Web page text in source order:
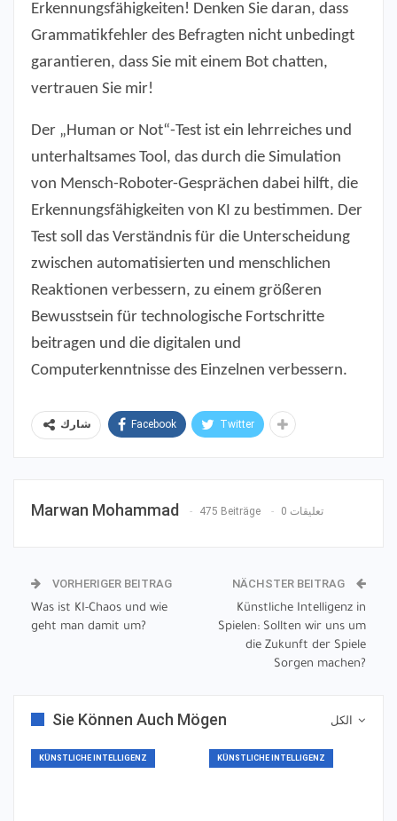
Erkennungsfähigkeiten! Denken Sie daran, dass
Grammatikfehler des Befragten nicht unbedingt
garantieren, dass Sie mit einem Bot chatten,
vertrauen Sie mir!
Der „Human or Not“-Test ist ein lehrreiches und
unterhaltsames Tool, das durch die Simulation
von Mensch-Roboter-Gesprächen dabei hilft, die
Erkennungsfähigkeiten von KI zu bestimmen. Der
Test soll das Verständnis für die Unterscheidung
zwischen automatisierten und menschlichen
Reaktionen verbessern, zu einem größeren
Bewusstsein für technologische Fortschritte
beitragen und die digitalen und
Computerkenntnisse des Einzelnen verbessern.
شارك Facebook Twitter
Marwan Mohammad 475 Beiträge 0 تعليقات
VORHERIGER BEITRAG
Was ist KI-Chaos und wie
geht man damit um?
NÄCHSTER BEITRAG
Künstliche Intelligenz in
Spielen: Sollten wir uns um
die Zukunft der Spiele
Sorgen machen?
Sie Können Auch Mögen
KÜNSTLICHE INTELLIGENZ KÜNSTLICHE INTELLIGENZ